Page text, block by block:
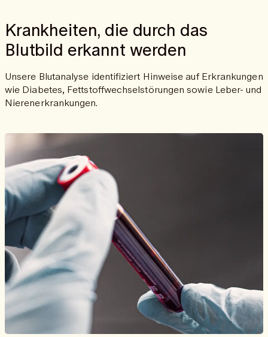
Krankheiten, die durch das
Blutbild erkannt werden
Unsere Blutanalyse identifiziert Hinweise auf Erkrankungen
wie Diabetes, Fettstoffwechselstörungen sowie Leber- und
Nierenerkrankungen.